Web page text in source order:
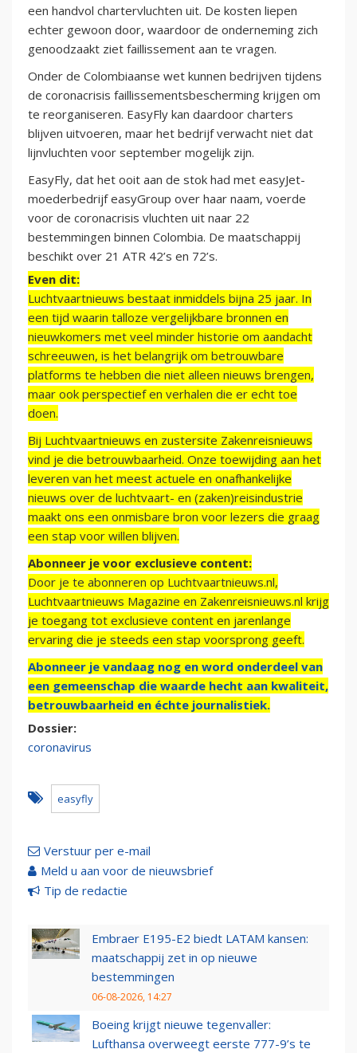
een handvol chartervluchten uit. De kosten liepen
echter gewoon door, waardoor de onderneming zich
genoodzaakt ziet faillissement aan te vragen.
Onder de Colombiaanse wet kunnen bedrijven tijdens
de coronacrisis faillissementsbescherming krijgen om
te reorganiseren. EasyFly kan daardoor charters
blijven uitvoeren, maar het bedrijf verwacht niet dat
lijnvluchten voor september mogelijk zijn.
EasyFly, dat het ooit aan de stok had met easyJet-
moederbedrijf easyGroup over haar naam, voerde
voor de coronacrisis vluchten uit naar 22
bestemmingen binnen Colombia. De maatschappij
beschikt over 21 ATR 42’s en 72’s.
Even dit:
Luchtvaartnieuws bestaat inmiddels bijna 25 jaar. In
een tijd waarin talloze vergelijkbare bronnen en
nieuwkomers met veel minder historie om aandacht
schreeuwen, is het belangrijk om betrouwbare
platforms te hebben die niet alleen nieuws brengen,
maar ook perspectief en verhalen die er echt toe
doen.
Bij Luchtvaartnieuws en zustersite Zakenreisnieuws
vind je die betrouwbaarheid. Onze toewijding aan het
leveren van het meest actuele en onafhankelijke
nieuws over de luchtvaart- en (zaken)reisindustrie
maakt ons een onmisbare bron voor lezers die graag
een stap voor willen blijven.
Abonneer je voor exclusieve content:
Door je te abonneren op Luchtvaartnieuws.nl,
Luchtvaartnieuws Magazine en Zakenreisnieuws.nl krijg
je toegang tot exclusieve content en jarenlange
ervaring die je steeds een stap voorsprong geeft.
Abonneer je vandaag nog en word onderdeel van
een gemeenschap die waarde hecht aan kwaliteit,
betrouwbaarheid en échte journalistiek.
Dossier:
coronavirus
easyfly
Verstuur per e-mail
Meld u aan voor de nieuwsbrief
Tip de redactie
Embraer E195-E2 biedt LATAM kansen:
maatschappij zet in op nieuwe
bestemmingen
06-08-2026, 14:27
Boeing krijgt nieuwe tegenvaller:
Lufthansa overweegt eerste 777-9’s te